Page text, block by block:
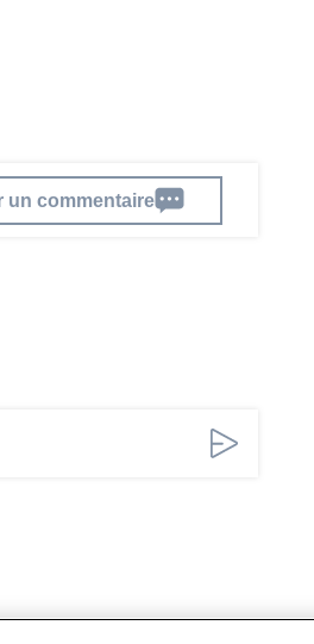
un commentaire